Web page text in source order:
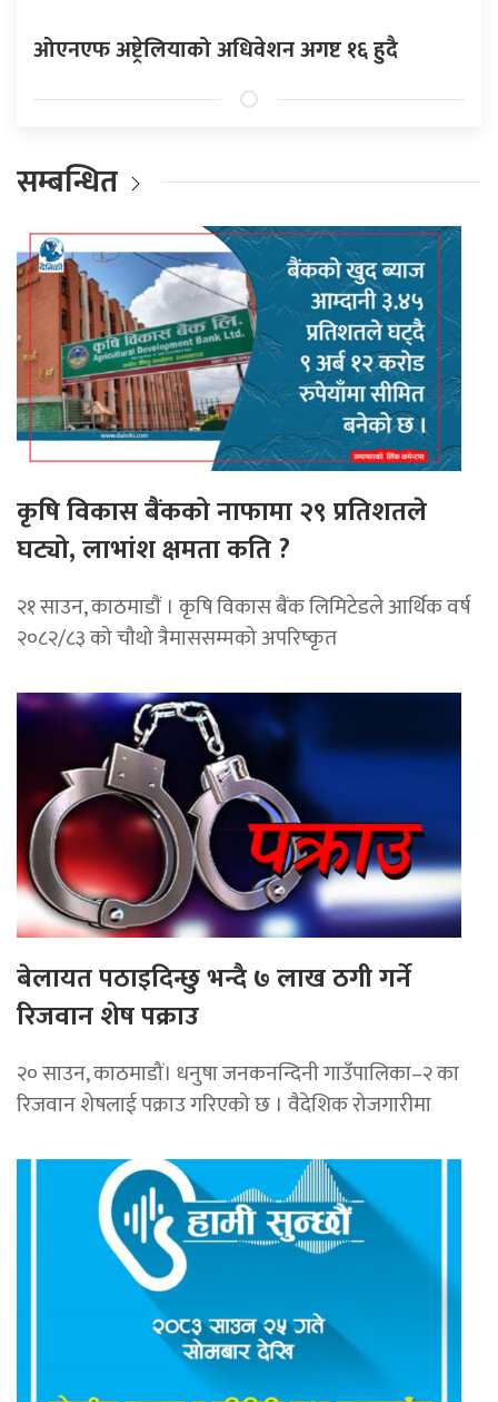
ओएनएफ अष्ट्रेलियाको अधिवेशन अगष्ट १६ हुदै
सम्बन्धित
कृषि विकास बैंकको नाफामा २९ प्रतिशतले
घट्यो, लाभांश क्षमता कति ?
२१ साउन, काठमाडाैं । कृषि विकास बैंक लिमिटेडले आर्थिक वर्ष
२०८२/८३ को चौथो त्रैमाससम्मको अपरिष्कृत
बेलायत पठाइदिन्छु भन्दै ७ लाख ठगी गर्ने
रिजवान शेष पक्राउ
२० साउन, काठमाडौं। धनुषा जनकनन्दिनी गाउँपालिका–२ का
रिजवान शेषलाई पक्राउ गरिएको छ । वैदेशिक रोजगारीमा